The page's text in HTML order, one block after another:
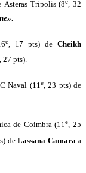
Asteras Tripolis (8 , 32
.
e, 17 pts) deCheikh
, 27 pts).
Naval (11 e, 23 pts) de
de Coimbra (11e, 25
deLassana Camara a